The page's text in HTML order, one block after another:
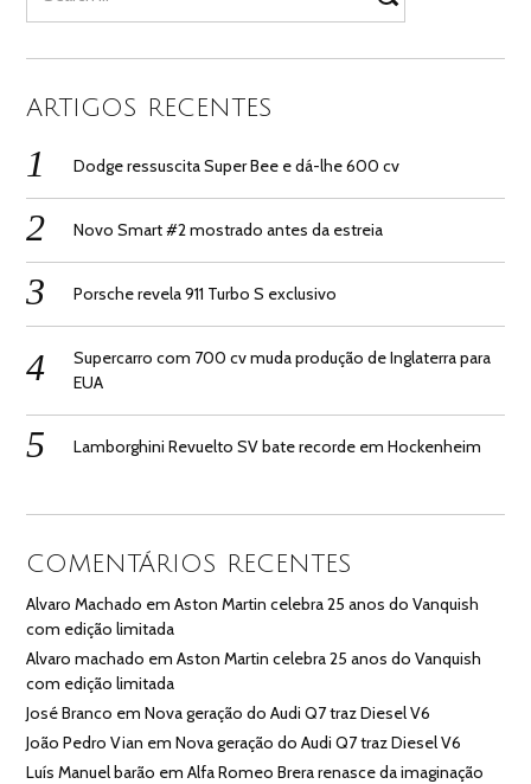
for:
ARTIGOS RECENTES
Dodge ressuscita Super Bee e dá-lhe 600 cv
Novo Smart #2 mostrado antes da estreia
Porsche revela 911 Turbo S exclusivo
Supercarro com 700 cv muda produção de Inglaterra para
EUA
Lamborghini Revuelto SV bate recorde em Hockenheim
COMENTÁRIOS RECENTES
Alvaro Machado emAston Martin celebra 25 anos do Vanquish
com edição limitada
Alvaro machado emAston Martin celebra 25 anos do Vanquish
com edição limitada
José Branco emNova geração do Audi Q7 traz Diesel V6
João Pedro Vian emNova geração do Audi Q7 traz Diesel V6
Luís Manuel barão emAlfa Romeo Brera renasce da imaginação